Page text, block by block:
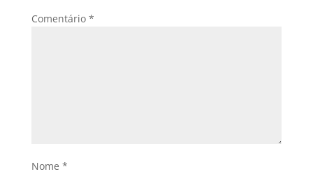
Comentário *
Nome *